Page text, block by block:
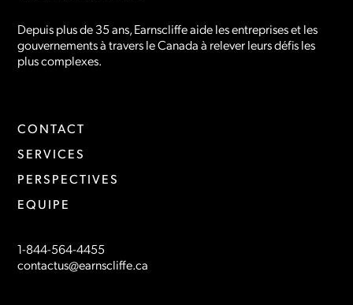
Depuis plus de 35 ans, Earnscliffe aide les entreprises et les
gouvernements à travers le Canada à relever leurs défis les
plus complexes.
CONTACT
SERVICES
PERSPECTIVES
EQUIPE
1-844-564-4455
contactus@earnscliffe.ca